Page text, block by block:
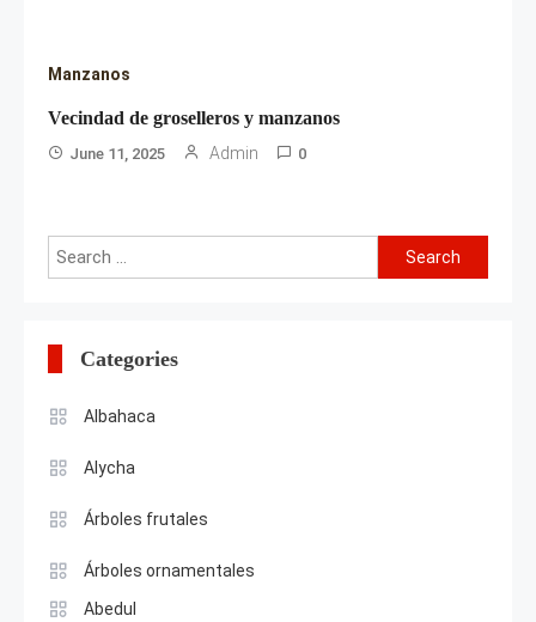
Manzanos
Vecindad de groselleros y manzanos
June 11, 2025 Admin 0
Search
for:
Categories
Albahaca
Alycha
Árboles frutales
Árboles ornamentales
Abedul